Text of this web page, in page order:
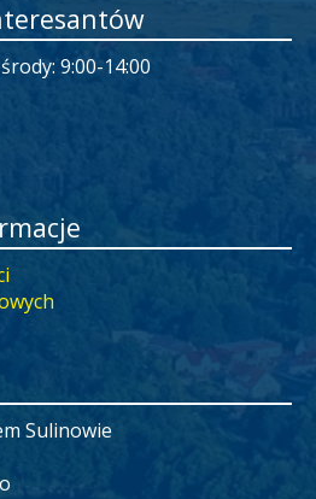
9:00-14:00
Sulinowie